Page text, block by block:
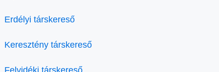
Erdélyi társkereső
Keresztény társkereső